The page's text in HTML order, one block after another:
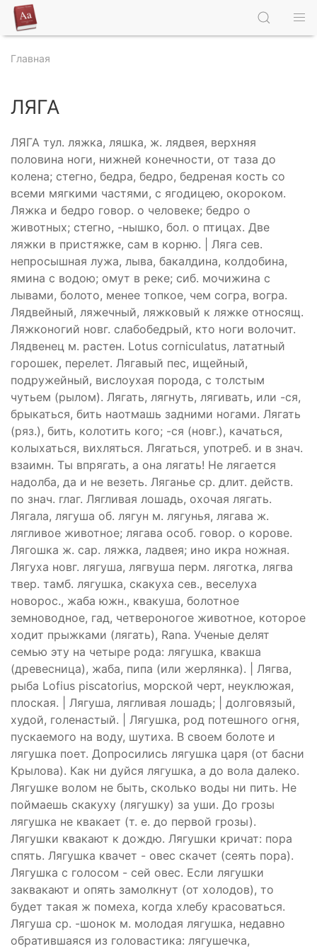
Главная
ЛЯГА
ЛЯГА тул. ляжка, ляшка, ж. лядвея, верхняя
половина ноги, нижней конечности, от таза до
колена; стегно, бедра, бедро, бедреная кость со
всеми мягкими частями, с ягодицею, окороком.
Ляжка и бедро говор. о человеке; бедро о
животных; стегно, -нышко, бол. о птицах. Две
ляжки в пристяжке, сам в корню. | Ляга сев.
непросышная лужа, лыва, бакалдина, колдобина,
ямина с водою; омут в реке; сиб. мочижина с
лывами, болото, менее топкое, чем согра, вогра.
Лядвейный, ляжечный, ляжковый к ляжке относящ.
Ляжконогий новг. слабобедрый, кто ноги волочит.
Лядвенец м. растен. Lotus corniculatus, лататный
горошек, перелет. Лягавый пес, ищейный,
подружейный, вислоухая порода, с толстым
чутьем (рылом). Лягать, лягнуть, лягивать, или -ся,
брыкаться, бить наотмашь задними ногами. Лягать
(ряз.), бить, колотить кого; -ся (новг.), качаться,
колыхаться, вихляться. Лягаться, употреб. и в знач.
взаимн. Ты впрягать, а она лягать! Не лягается
надолба, да и не везеть. Ляганье ср. длит. действ.
по знач. глаг. Лягливая лошадь, охочая лягать.
Лягала, лягуша об. лягун м. лягунья, лягава ж.
лягливое животное; лягава особ. говор. о корове.
Лягошка ж. сар. ляжка, ладвея; ино икра ножная.
Лягуха новг. лягуша, лягвуша перм. ляготка, лягва
твер. тамб. лягушка, скакуха сев., веселуха
новорос., жаба южн., квакуша, болотное
земноводное, гад, четвероногое животное, которое
ходит прыжками (лягать), Ranа. Ученые делят
семью эту на четыре рода: лягушка, квакша
(древесница), жаба, пипа (или жерлянка). | Лягва,
рыба Lofius piscatorius, морской черт, неуклюжая,
плоская. | Лягуша, лягливая лошадь; | долговязый,
худой, голенастый. | Лягушка, род потешного огня,
пускаемого на воду, шутиха. В своем болоте и
лягушка поет. Допросились лягушка царя (от басни
Крылова). Как ни дуйся лягушка, а до вола далеко.
Лягушке волом не быть, сколько воды ни пить. Не
поймаешь скакуху (лягушку) за уши. До грозы
лягушка не квакает (т. е. до первой грозы).
Лягушки квакают к дождю. Лягушки кричат: пора
спять. Лягушка квачет - овес скачет (сеять пора).
Лягушка с голосом - сей овес. Если лягушки
заквакают и опять замолкнут (от холодов), то
будет такая ж помеха, когда хлебу красоваться.
Лягуша ср. -шонок м. молодая лягушка, недавно
обратившаяся из головастика: лягушечка,